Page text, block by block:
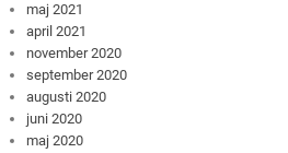
maj 2021
april 2021
november 2020
september 2020
augusti 2020
juni 2020
maj 2020